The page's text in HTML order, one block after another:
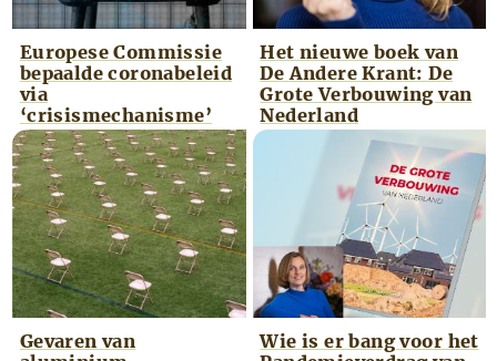
Europese Commissie
bepaalde coronabeleid
via
‘crisismechanisme’
Het nieuwe boek van
De Andere Krant: De
Grote Verbouwing van
Nederland
Gevaren van
Wie is er bang voor het